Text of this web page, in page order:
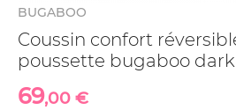
BUGABOO
Coussin confort
poussette bugaboo
69,00 €